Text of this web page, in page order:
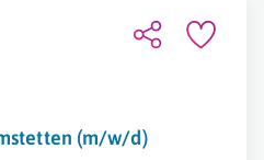
(m/w/d)